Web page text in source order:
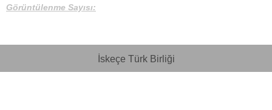
Görüntülenme Sayısı:
İskeçe Türk Birliği